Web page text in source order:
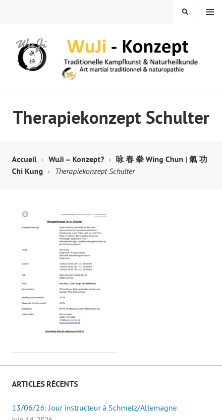
MENU
SEARCH
Therapiekonzept Schulter
Accueil WuJi – Konzept?
咏 春 拳 Wing Chun | 氣 功
Chi Kung
Therapiekonzept Schulter
ARTICLES RÉCENTS
13/06/26: Jour instructeur à Schmelz/Allemagne